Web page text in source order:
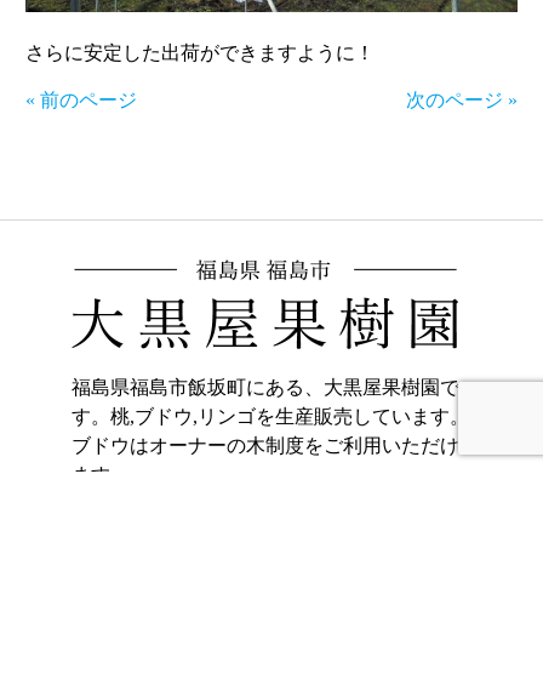
さらに安定した出荷ができますように！
« 前のページ 次のページ »
福島県福島市飯坂町にある、大黒屋果樹園で
す。桃,ブドウ,リンゴを生産販売しています。
ブドウはオーナーの木制度をご利用いただけ
ます。